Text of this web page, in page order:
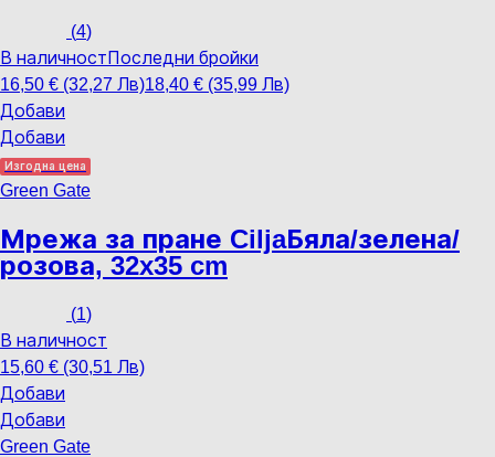
(4)
В наличност Последни бройки
16,50 € (32,27 Лв)18,40 € (35,99 Лв)
Добави
Добави
Изгодна цена
Green Gate
Мрежа за пране CiljaБяла/зелена/
розова, 32x35 cm
(1)
В наличност
15,60 € (30,51 Лв)
Добави
Добави
Green Gate